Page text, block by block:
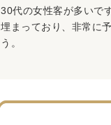
30代の女性客が多いで
埋まっており、非常に
う。